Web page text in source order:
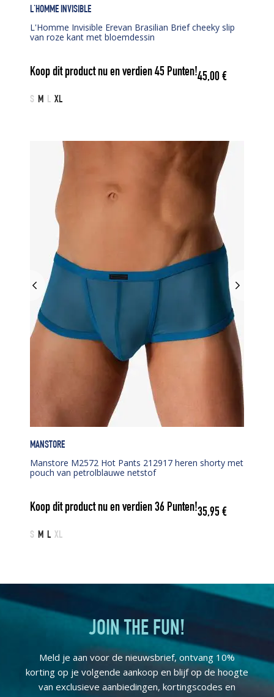
L'HOMME INVISIBLE
L'Homme Invisible Erevan Brasilian Brief cheeky slip
van roze kant met bloemdessin
Koop dit product nu en verdien45 Punten!45,00€
S M L XL
MANSTORE
Manstore M2572 Hot Pants 212917 heren shorty met
pouch van petrolblauwe netstof
Koop dit product nu en verdien36 Punten!35,95€
S M L XL
JOIN THE FUN!
Meld je aan voor de nieuwsbrief, ontvang 10%
korting op je volgende aankoop en blijf op de hoogte
van exclusieve aanbiedingen, kortingscodes en